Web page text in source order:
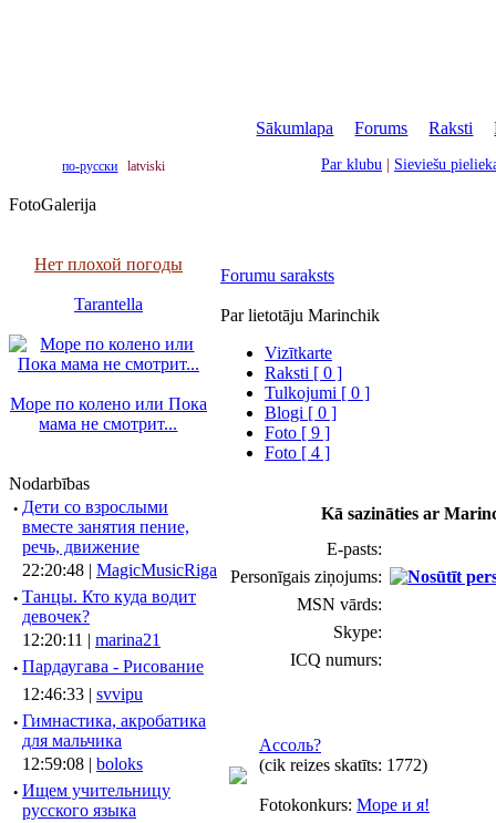
Sākumlapa |Forums |Raksti |
по-русски latviski Par klubu Sieviešu
FotoGalerija
Нет плохой погоды
Tarantella
Море по колено или Пока
мама не смотрит...
Nodarbības
· Дети со взрослыми
вместе занятия пение,
речь, движение
22:20:48 | MagicMusicRiga
· Танцы. Кто куда водит
девочек?
12:20:11 | marina21
· Пардаугава - Рисование
12:46:33 | svvipu
· Гимнастика, акробатика
для мальчика
12:59:08 | boloks
· Ищем учительницу
русского языка
Forumu saraksts
Par lietotāju Marinchik
Vizītkarte
Raksti [ 0 ]
Tulkojumi [ 0 ]
Blogi [ 0 ]
Foto [ 9 ]
Foto [ 4 ]
Kā sazināties ar
E-pasts:
Personīgais ziņojums:
MSN vārds:
Skype:
ICQ numurs:
Ассоль?
(cik reizes skatīts: 1772)
Fotokonkurs: Море и я!